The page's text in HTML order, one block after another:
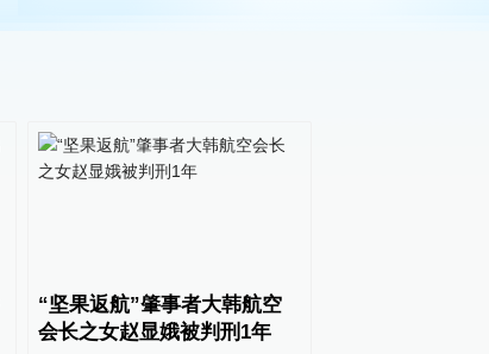
“坚果返航”肇事者大韩航空
会长之女赵显娥被判刑1年